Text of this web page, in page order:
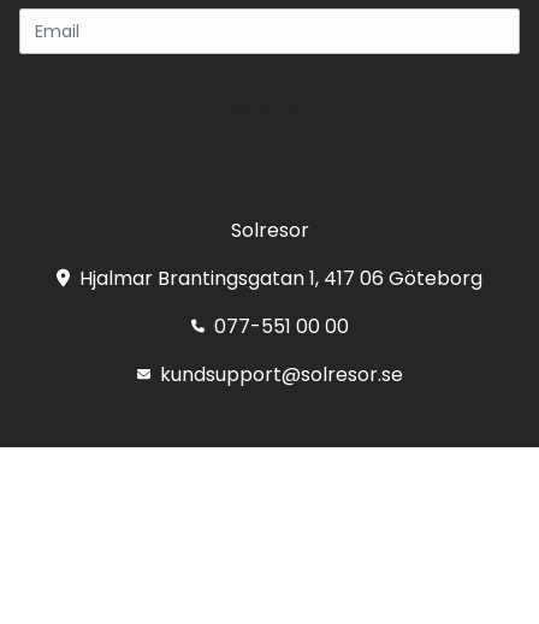
Solresor
Hjalmar Brantingsgatan 1, 417 06 Göteborg
077-551 00 00
kundsupport@solresor.se